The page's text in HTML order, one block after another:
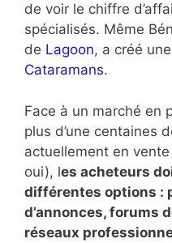
de voir le chiffre
spécialisés. Même
de Lagoon, a créé
Cataramans.
Face à un marché en
plus d’une centaines
actuellement en vente
oui), les acheteurs
différentes options :
d’annonces, forums
réseaux